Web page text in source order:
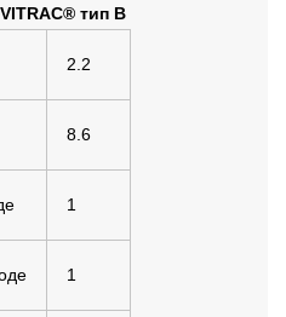
тип B
2.2
8.6
1
1